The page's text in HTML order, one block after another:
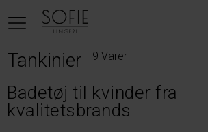
Tankinier 9 Varer
Badetøj til kvinder fra
kvalitetsbrands